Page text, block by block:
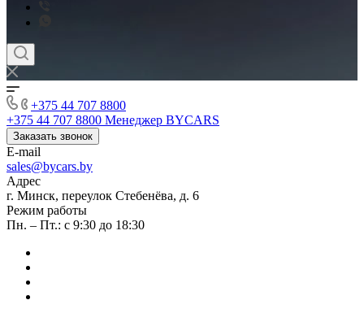
+375 44 707 8800
+375 44 707 8800 Менеджер BYCARS
Заказать звонок
E-mail
sales@bycars.by
Адрес
г. Минск, переулок Стебенёва, д. 6
Режим работы
Пн. – Пт.: с 9:30 до 18:30